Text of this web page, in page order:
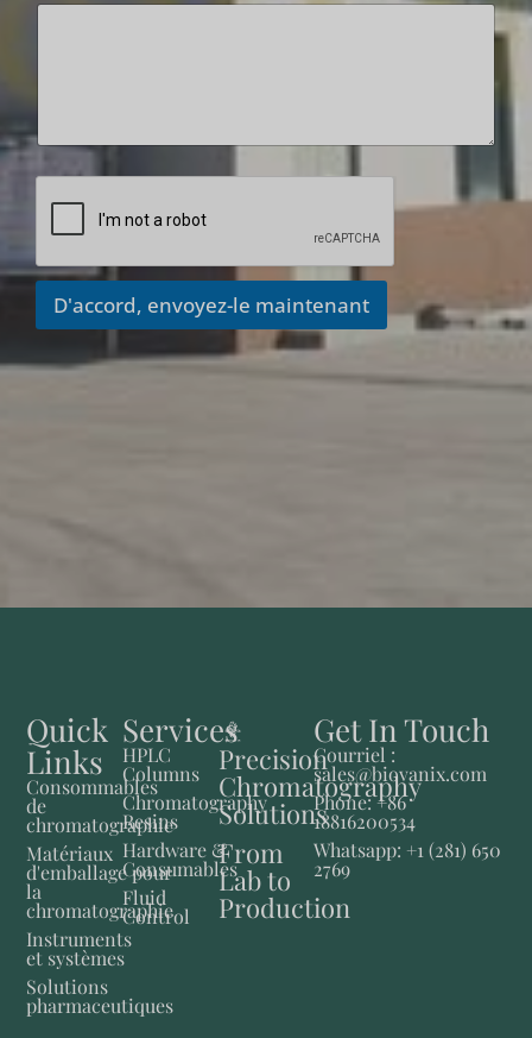
D'accord, envoyez-le maintenant
Precision
Chromatography
Solutions
From
Lab to
Production
Services
HPLC
Columns
Chromatography
Resins
Hardware &
Consumables
Fluid
Control
Quick
Links
Consommables
de
chromatographie
Matériaux
d'emballage pour
la
chromatographie
Instruments
et systèmes
Solutions
pharmaceutiques
Get In Touch
Courriel :
sales@biovanix.com
Phone: +86
18816200534
Whatsapp: +1 (281) 650
2769